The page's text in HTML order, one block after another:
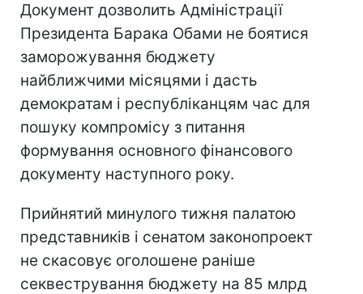
Документ дозволить Адміністрації
Президента Барака Обами не боятися
заморожування бюджету
найближчими місяцями і дасть
демократам і республіканцям час для
пошуку компромісу з питання
формування основного фінансового
документу наступного року.
Прийнятий минулого тижня палатою
представників і сенатом законопроект
не скасовує оголошене раніше
секвестрування бюджету на 85 млрд